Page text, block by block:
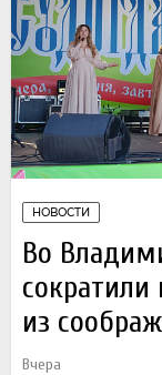
НОВОСТИ
Во
из
Вчера